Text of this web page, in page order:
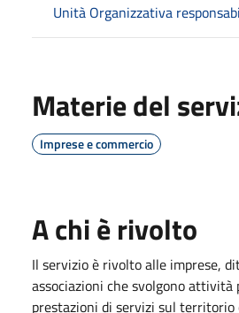
Unità Organizzativa
Materie del
Imprese e commercio
A chi è rivolto
Il servizio è rivolto alle imprese,
associazioni che svolgono
prestazioni di servizi sul territorio